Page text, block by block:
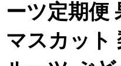
ーツ定期便
マスカット